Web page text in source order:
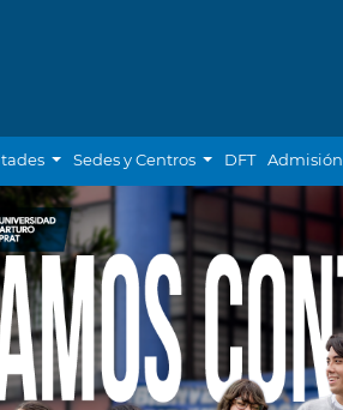
Sedes y Centros DFT Admisión